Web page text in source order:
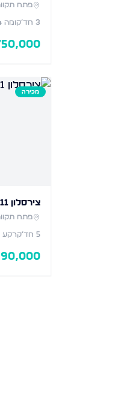
פתח
3 חד׳קומה 4
מכירה
צירסלון 11, פתח תקווה
פתח
5 חד׳קרקע